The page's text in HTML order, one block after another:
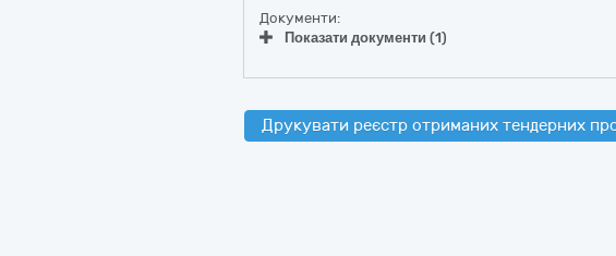
Документи:
Показати документи (1)
Друкувати реєстр отриманих тендерних